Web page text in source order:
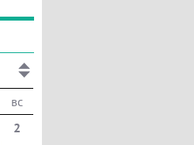
вс
2